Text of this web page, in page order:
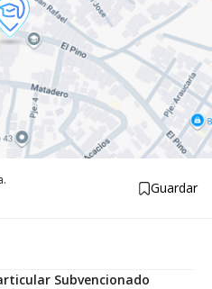
Guardar
Subvencionado